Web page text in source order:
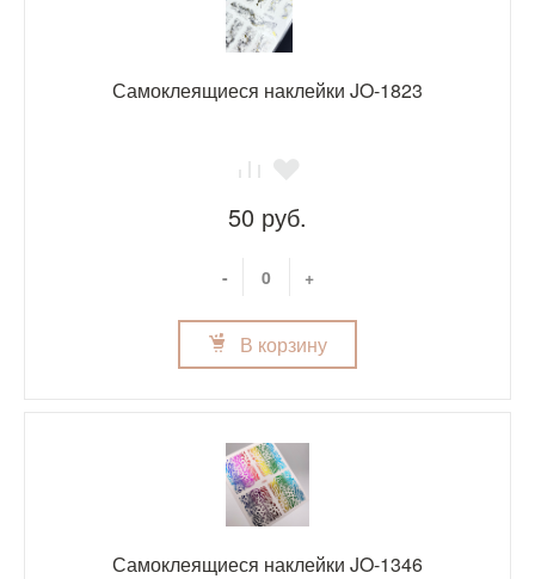
Самоклеящиеся наклейки JO-1823
50 руб.
- +
В корзину
Самоклеящиеся наклейки JO-1346